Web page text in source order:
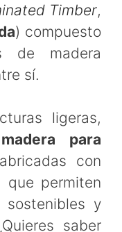
Timber,
) compuesto
de madera
sí.
ligeras,
para
con
que permiten
sostenibles y
saber